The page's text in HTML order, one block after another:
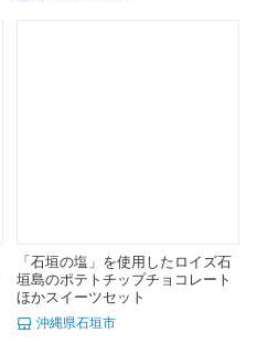
「石垣の塩」を使用したロイズ石
垣島のポテトチップチョコレート
ほかスイーツセット
沖縄県石垣市